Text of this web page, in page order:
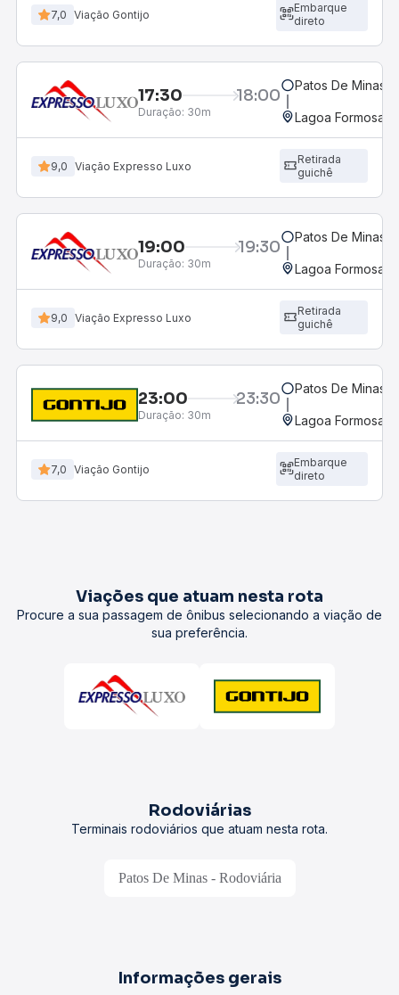
7,0 Viação Gontijo
Embarque
direto
17:30 18:00
Duração: 30m
Patos De Minas,
Lagoa Formosa,
9,0 Viação Expresso Luxo
Retirada
guichê
19:00 19:30
Duração: 30m
Patos De Minas,
Lagoa Formosa,
9,0 Viação Expresso Luxo
Retirada
guichê
23:00 23:30
Duração: 30m
Patos De Minas,
Lagoa Formosa,
7,0 Viação Gontijo
Embarque
direto
Viações que atuam nesta rota
Procure a sua passagem de ônibus selecionando a viação de
sua preferência.
Rodoviárias
Terminais rodoviários que atuam nesta rota.
Patos De Minas - Rodoviária
Informações gerais